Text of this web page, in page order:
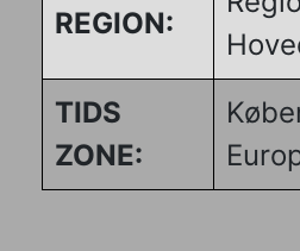
REGION:
TIDS
ZONE: